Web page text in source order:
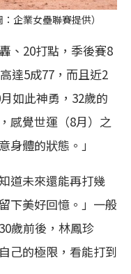
企業女壘聯賽提供）
、20打點，季後賽8
達5成77，而且近2
如此神勇，32歲的
感覺世運（8月）之
身體的狀態。」
道未來還能再打幾
下美好回憶。」一般
歲前後，林鳳珍
己的極限，看能打到